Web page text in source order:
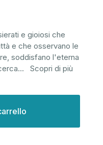
e gioiosi che
e che osservano le
soddisfano l'eterna
... Scopri di più